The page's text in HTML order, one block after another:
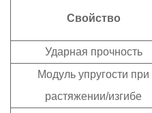
Свойство
Ударная прочность
Модуль упругости при
растяжении/изгибе